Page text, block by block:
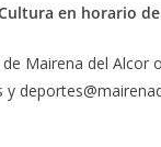
en horario
Mairena del Alcor